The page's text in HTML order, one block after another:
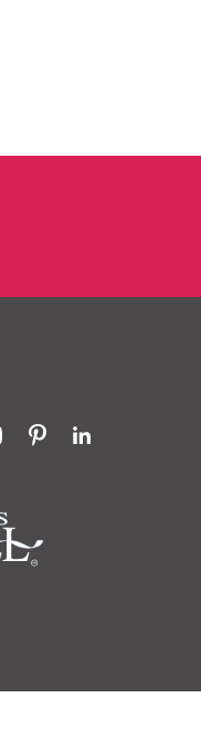
YouTubePinterestLinkedIn